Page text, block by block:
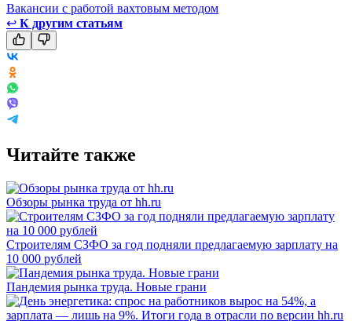
Вакансии с работой вахтовым методом
↩ К другим статьям
Читайте также
Обзоры рынка труда от hh.ru
Строителям СЗФО за год подняли предлагаемую зарплату на
10 000 рублей
Пандемия рынка труда. Новые грани